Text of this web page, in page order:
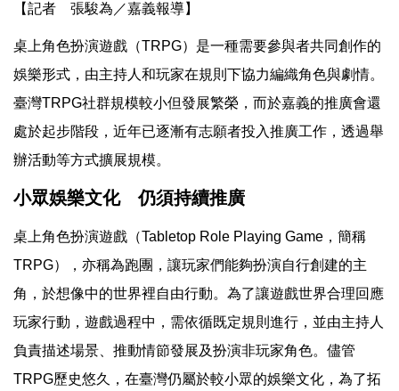
【記者 張駿為／嘉義報導】
桌上角色扮演遊戲（TRPG）是一種需要參與者共同創作的
娛樂形式，由主持人和玩家在規則下協力編織角色與劇情。
臺灣TRPG社群規模較小但發展繁榮，而於嘉義的推廣會還
處於起步階段，近年已逐漸有志願者投入推廣工作，透過舉
辦活動等方式擴展規模。
小眾娛樂文化 仍須持續推廣
桌上角色扮演遊戲（Tabletop Role Playing Game，簡稱
TRPG），亦稱為跑團，讓玩家們能夠扮演自行創建的主
角，於想像中的世界裡自由行動。為了讓遊戲世界合理回應
玩家行動，遊戲過程中，需依循既定規則進行，並由主持人
負責描述場景、推動情節發展及扮演非玩家角色。儘管
TRPG歷史悠久，在臺灣仍屬於較小眾的娛樂文化，為了拓